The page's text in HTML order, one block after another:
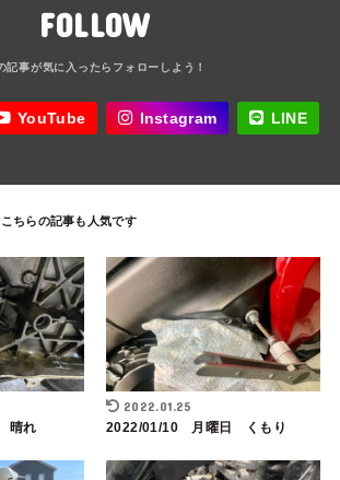
FOLLOW
YouTube Instagram LINE
晴れ
2022.01.25
2022/01/10 月曜日 くもり